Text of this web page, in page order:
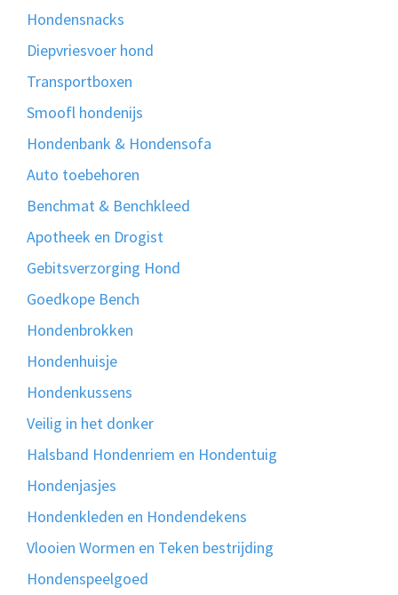
Hondensnacks
Diepvriesvoer hond
Transportboxen
Smoofl hondenijs
Hondenbank & Hondensofa
Auto toebehoren
Benchmat & Benchkleed
Apotheek en Drogist
Gebitsverzorging Hond
Goedkope Bench
Hondenbrokken
Hondenhuisje
Hondenkussens
Veilig in het donker
Halsband Hondenriem en Hondentuig
Hondenjasjes
Hondenkleden en Hondendekens
Vlooien Wormen en Teken bestrijding
Hondenspeelgoed